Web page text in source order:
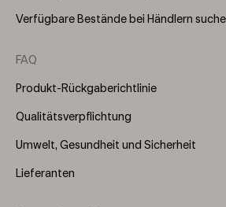
Verfügbare Bestände bei Händlern
FAQ
Produkt-Rückgaberichtlinie
Qualitätsverpflichtung
Umwelt, Gesundheit und Sicherheit
Lieferanten